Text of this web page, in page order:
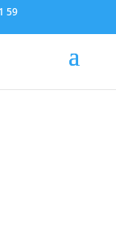
59